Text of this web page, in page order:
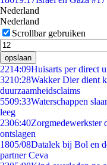
Nederland
Nederland
Scrollbar gebruiken
opslaan
2214:09Huisarts per direct
3210:28Wakker Dier dient
duurzaamheidsclaims
5509:33Waterschappen
leeg
2306:40Zorgmedewerkster
ontslagen
1805/08Datalek bij Bol en
partner Ceva